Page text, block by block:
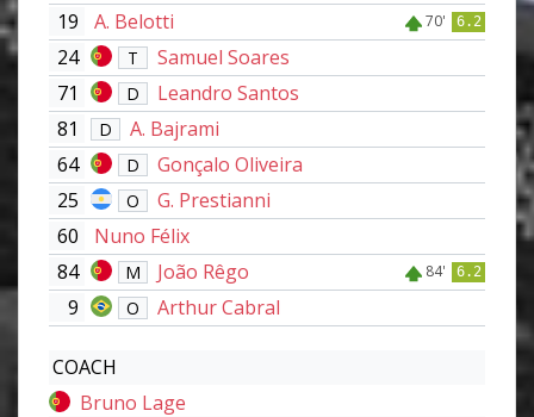
19 A. Belotti 70' 6.2
24 T
Samuel Soares
71
D
Leandro Santos
81
D
A. Bajrami
64
D
Gonçalo Oliveira
25
O
G. Prestianni
60
Nuno Félix
84
M João Rêgo 84' 6.2
9 O Arthur Cabral
COACH
Bruno Lage